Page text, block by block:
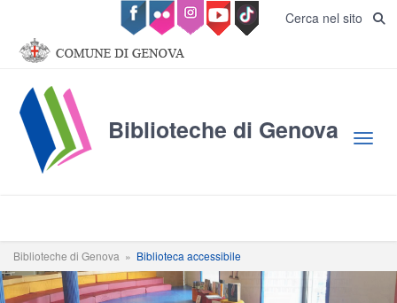
Salta al contenuto principale Cerca nel sito
Biblioteche di Genova
Biblioteche di Genova » Biblioteca accessibile